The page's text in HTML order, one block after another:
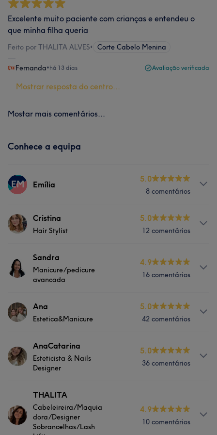
Excelente muito paciente com crianças e entendeu o
que minha filha queria
Feito por THALITA ALVES• Corte Cabelo Menina
Fernanda•há 13 dias Avaliação verificada
Mostrar resposta do centro...
Mostar mais comentários...
Conhece a equipa
EM Emília
5.0
8 comentários
Serviços
Tratamento Corporal
Cabeleireiro e Salão de Cabeleireiro
Portfólio
Cristina
Hair Stylist
5.0
12 comentários
Serviços
Depilação Tratamento Facial
Cabeleireiro e Salão de Cabeleireiro
Sandra
Manicure/pedicure
avancada
4.9
16 comentários
Serviços
Tratamento de unhas
Cabeleireiro e Salão de Cabeleireiro
Ana
Estetica&Manicure
5.0
42 comentários
Serviços
Depilação Tratamento Facial
Cabeleireiro e Salão de Cabeleireiro
AnaCatarina
Esteticista & Nails
Designer
5.0
36 comentários
Serviços
Massagem
THALITA
Cabeleireira/Maquia
dora/Designer
Sobrancelhas/Lash
4.9
10 comentários